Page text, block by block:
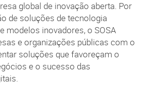
global de inovação aberta. Por
de soluções de tecnologia
modelos inovadores, o SOSA
e organizações públicas com o
soluções que favoreçam o
e o sucesso das